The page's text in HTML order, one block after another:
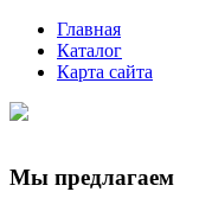
Главная
Каталог
Карта сайта
Мы предлагаем